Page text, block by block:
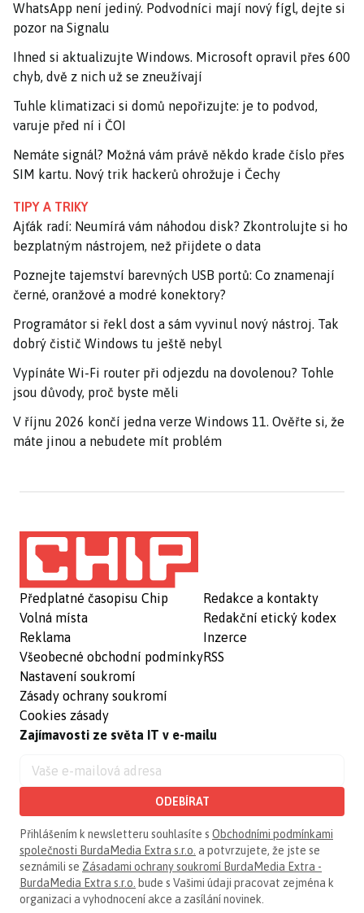
WhatsApp není jediný. Podvodníci mají nový fígl, dejte si
pozor na Signalu
Ihned si aktualizujte Windows. Microsoft opravil přes 600
chyb, dvě z nich už se zneužívají
Tuhle klimatizaci si domů nepořizujte: je to podvod,
varuje před ní i ČOI
Nemáte signál? Možná vám právě někdo krade číslo přes
SIM kartu. Nový trik hackerů ohrožuje i Čechy
TIPY A TRIKY
Ajťák radí: Neumírá vám náhodou disk? Zkontrolujte si ho
bezplatným nástrojem, než přijdete o data
Poznejte tajemství barevných USB portů: Co znamenají
černé, oranžové a modré konektory?
Programátor si řekl dost a sám vyvinul nový nástroj. Tak
dobrý čistič Windows tu ještě nebyl
Vypínáte Wi-Fi router při odjezdu na dovolenou? Tohle
jsou důvody, proč byste měli
V říjnu 2026 končí jedna verze Windows 11. Ověřte si, že
máte jinou a nebudete mít problém
Předplatné časopisu Chip
Volná místa
Reklama
Všeobecné obchodní podmínky
Nastavení soukromí
Zásady ochrany soukromí
Cookies zásady
Redakce a kontakty
Redakční etický kodex
Inzerce
RSS
Zajímavosti ze světa IT v e-mailu
ODEBÍRAT
Přihlášením k newsletteru souhlasíte s Obchodními podmínkami
společnosti BurdaMedia Extra s.r.o. a potvrzujete, že jste se
seznámili se Zásadami ochrany soukromí BurdaMedia Extra -
BurdaMedia Extra s.r.o. bude s Vašimi údaji pracovat zejména k
organizaci a vyhodnocení akce a zasílání novinek.